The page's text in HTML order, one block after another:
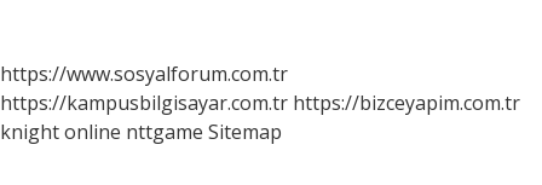
https://www.sosyalforum.com.tr
https://kampusbilgisayar.com.tr https://bizceyapim.com.tr
knight online nttgame Sitemap